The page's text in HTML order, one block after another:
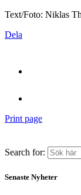
Text/Foto: Niklas
Dela
Print page
Search for:
Senaste Nyheter